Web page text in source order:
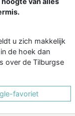
u zich makkelijk
de hoek dan
over de Tilburgse
favoriet